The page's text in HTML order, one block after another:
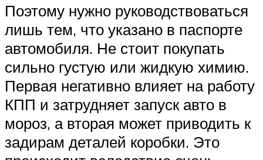
Поэтому нужно руководствоваться
лишь тем, что указано в паспорте
автомобиля. Не стоит покупать
сильно густую или жидкую химию.
Первая негативно влияет на работу
КПП и затрудняет запуск авто в
мороз, а вторая может приводить к
задирам деталей коробки. Это